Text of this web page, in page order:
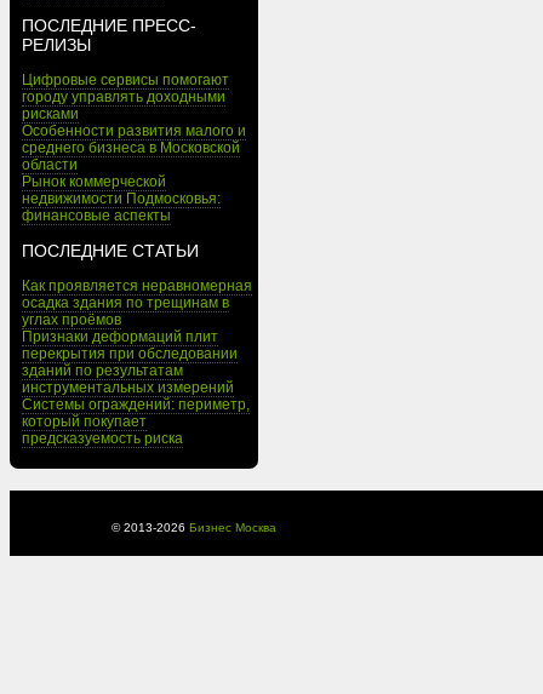
ПОСЛЕДНИЕ ПРЕСС-
РЕЛИЗЫ
Цифровые сервисы помогают
городу управлять доходными
рисками
Особенности развития малого и
среднего бизнеса в Московской
области
Рынок коммерческой
недвижимости Подмосковья:
финансовые аспекты
ПОСЛЕДНИЕ СТАТЬИ
Как проявляется неравномерная
осадка здания по трещинам в
углах проёмов
Признаки деформаций плит
перекрытия при обследовании
зданий по результатам
инструментальных измерений
Системы ограждений: периметр,
который покупает
предсказуемость риска
© 2013-2026 Бизнес Москва